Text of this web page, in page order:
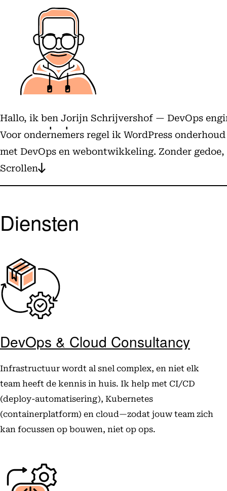
Hallo, ik ben Jorijn Schrijvershof — DevOps
Voor ondernemers regel ik WordPress
met DevOps en webontwikkeling. Zonder
Scrollen
Diensten
DevOps & Cloud Consultancy
Infrastructuur wordt al snel complex, en niet elk
team heeft de kennis in huis. Ik help met CI/CD
(deploy-automatisering), Kubernetes
(containerplatform) en cloud—zodat jouw team zich
kan focussen op bouwen, niet op ops.